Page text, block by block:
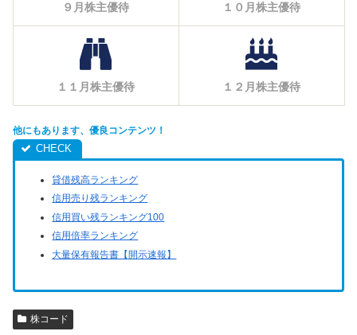
９月株主優待 １０月株主優待
１１月株主優待 １２月株主優待
他にもあります、優良コンテンツ！
貸借残高ランキング
信用売り残ランキング
信用買い残ランキング100
信用倍率ランキング
大量保有報告書【開示速報】
株コード